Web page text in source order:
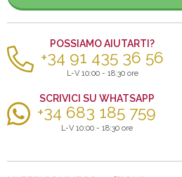
POSSIAMO AIUTARTI?
+34 91 435 36 56
L-V 10:00 - 18:30 ore
SCRIVICI SU WHATSAPP
+34 683 185 759
L-V 10:00 - 18:30 ore